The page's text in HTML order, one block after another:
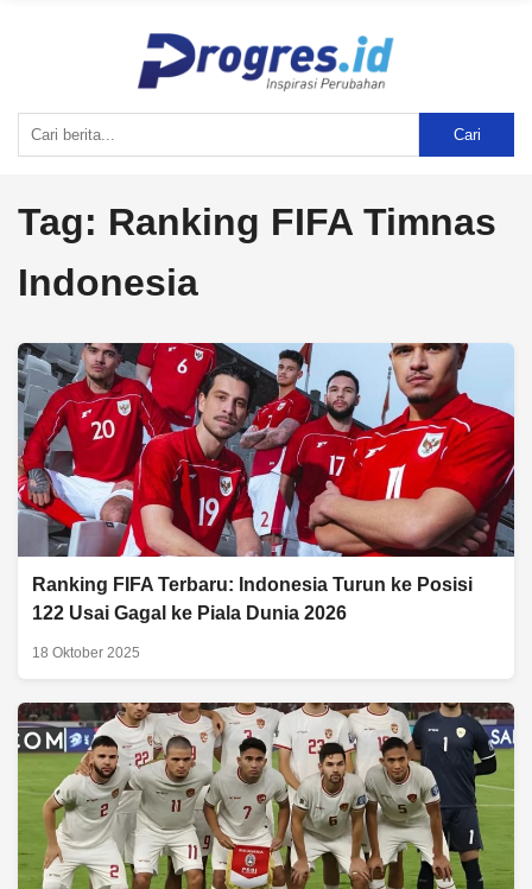
Cari
Tag: Ranking FIFA Timnas
Indonesia
Ranking FIFA Terbaru: Indonesia Turun ke Posisi
122 Usai Gagal ke Piala Dunia 2026
18 Oktober 2025